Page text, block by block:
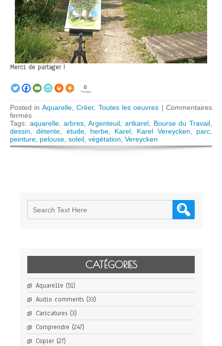
Merci de partager !
0
Partages
Posted in Aquarelle,Créer, Toutes les oeuvres | Commentaires
ferméssur
Argenteuil,
parc
de
la
Tags: aquarelle,arbres ,Argenteuil artkarel, Bourse du Travail
dessin ,détente étude, herbe, Karel Karel Vereycken parc
peinture pelouse soleil végétation Vereycken
CATÉGORIES
Aquarelle (51)
Audio comments (33)
Caricatures (3)
Comprendre (247)
Copier (27)